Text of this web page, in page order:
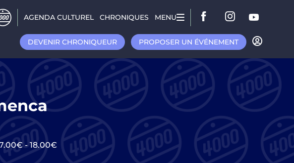
AGENDA CULTUREL CHRONIQUES MENU
DEVENIR CHRONIQUEUR PROPOSER UN ÉVÉNEMENT
-18.00€